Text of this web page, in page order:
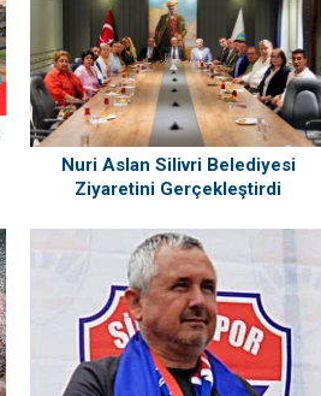
Nuri Aslan Silivri Belediyesi
Ziyaretini Gerçekleştirdi